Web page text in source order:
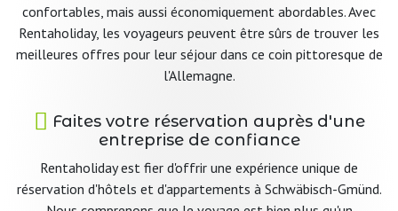
confortables, mais aussi économiquement abordables. Avec
Rentaholiday, les voyageurs peuvent être sûrs de trouver les
meilleures offres pour leur séjour dans ce coin pittoresque de
l'Allemagne.
Faites votre réservation auprès d'une
entreprise de confiance
Rentaholiday est fier d'offrir une expérience unique de
réservation d'hôtels et d'appartements à Schwäbisch-Gmünd.